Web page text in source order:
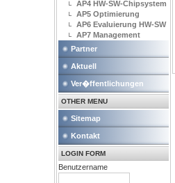
AP4 HW-SW-Chipsystem
AP5 Optimierung
AP6 Evaluierung HW-SW
AP7 Management
Partner
Aktuell
Ver�ffentlichungen
OTHER MENU
Sitemap
Kontakt
LOGIN FORM
Benutzername